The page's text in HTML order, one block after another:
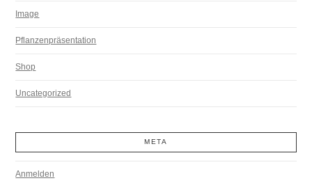
Image
Pflanzenpräsentation
Shop
Uncategorized
META
Anmelden